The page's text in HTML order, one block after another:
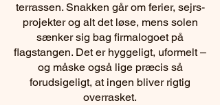
terrassen. Snakken går om ferier, sejrs-
projekter og alt det løse, mens solen
sænker sig bag firmalogoet på
flagstangen. Det er hyggeligt, uformelt –
og måske også lige præcis så
forudsigeligt, at ingen bliver rigtig
overrasket.